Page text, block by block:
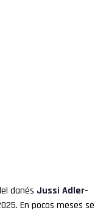
danés Jussi Adler-
En pocos meses se